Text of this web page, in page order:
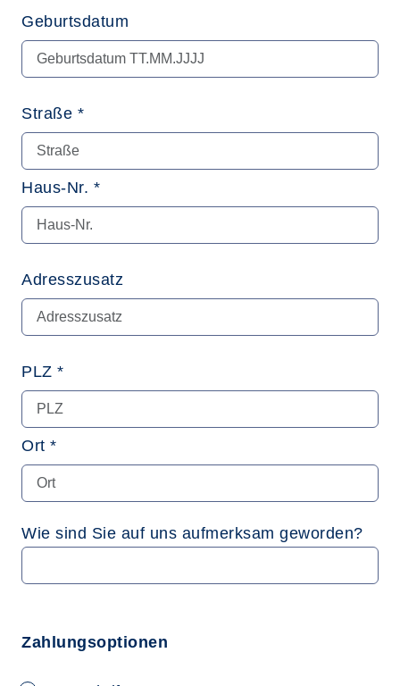
Geburtsdatum
Straße *
Haus-Nr. *
Adresszusatz
PLZ *
Ort *
Wie sind Sie auf uns aufmerksam geworden?
Zahlungsoptionen